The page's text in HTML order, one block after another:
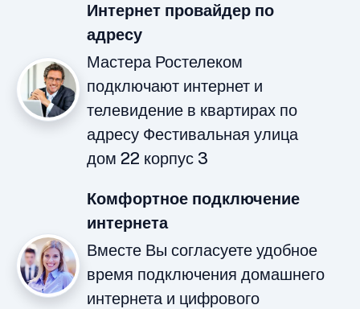
Интернет провайдер по
адресу
Мастера Ростелеком
подключают интернет и
телевидение в квартирах по
адресу Фестивальная улица
дом 22 корпус 3
Комфортное подключение
интернета
Вместе Вы согласуете удобное
время подключения домашнего
интернета и цифрового